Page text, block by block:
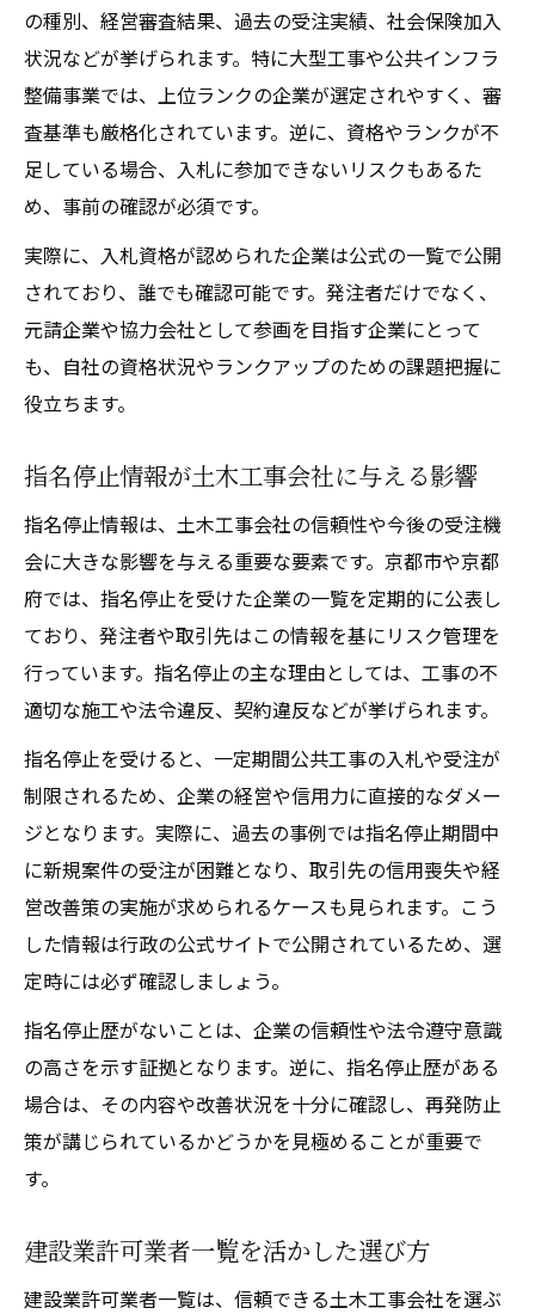
の種別、経営審査結果、過去の受注実績、社会保険加入
状況などが挙げられます。特に大型工事や公共インフラ
整備事業では、上位ランクの企業が選定されやすく、審
査基準も厳格化されています。逆に、資格やランクが不
足している場合、入札に参加できないリスクもあるた
め、事前の確認が必須です。
実際に、入札資格が認められた企業は公式の一覧で公開
されており、誰でも確認可能です。発注者だけでなく、
元請企業や協力会社として参画を目指す企業にとって
も、自社の資格状況やランクアップのための課題把握に
役立ちます。
指名停止情報が土木工事会社に与える影響
指名停止情報は、土木工事会社の信頼性や今後の受注機
会に大きな影響を与える重要な要素です。京都市や京都
府では、指名停止を受けた企業の一覧を定期的に公表し
ており、発注者や取引先はこの情報を基にリスク管理を
行っています。指名停止の主な理由としては、工事の不
適切な施工や法令違反、契約違反などが挙げられます。
指名停止を受けると、一定期間公共工事の入札や受注が
制限されるため、企業の経営や信用力に直接的なダメー
ジとなります。実際に、過去の事例では指名停止期間中
に新規案件の受注が困難となり、取引先の信用喪失や経
営改善策の実施が求められるケースも見られます。こう
した情報は行政の公式サイトで公開されているため、選
定時には必ず確認しましょう。
指名停止歴がないことは、企業の信頼性や法令遵守意識
の高さを示す証拠となります。逆に、指名停止歴がある
場合は、その内容や改善状況を十分に確認し、再発防止
策が講じられているかどうかを見極めることが重要で
す。
建設業許可業者一覧を活かした選び方
建設業許可業者一覧は、信頼できる土木工事会社を選ぶ